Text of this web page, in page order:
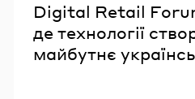
Digital Retail
де технології
майбутнє